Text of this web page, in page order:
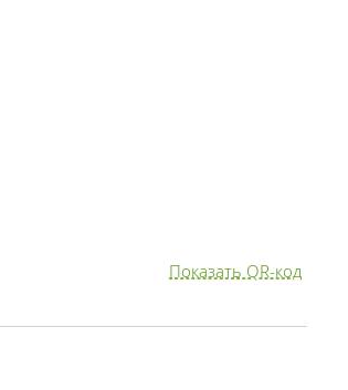
Показать QR-код